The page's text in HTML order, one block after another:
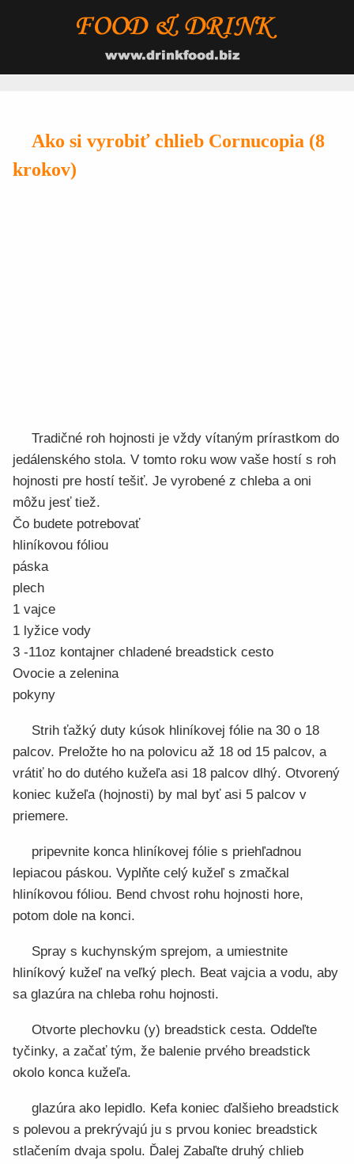
Ako si vyrobiť chlieb Cornucopia (8
krokov)
Tradičné roh hojnosti je vždy vítaným prírastkom do
jedálenského stola. V tomto roku wow vaše hostí s roh
hojnosti pre hostí tešiť. Je vyrobené z chleba a oni
môžu jesť tiež.
Čo budete potrebovať
hliníkovou fóliou
páska
plech
1 vajce
1 lyžice vody
3 -11oz kontajner chladené breadstick cesto
Ovocie a zelenina
pokyny
Strih ťažký duty kúsok hliníkovej fólie na 30 o 18
palcov. Preložte ho na polovicu až 18 od 15 palcov, a
vrátiť ho do dutého kužeľa asi 18 palcov dlhý. Otvorený
koniec kužeľa (hojnosti) by mal byť asi 5 palcov v
priemere.
pripevnite konca hliníkovej fólie s priehľadnou
lepiacou páskou. Vyplňte celý kužeľ s zmačkal
hliníkovou fóliou. Bend chvost rohu hojnosti hore,
potom dole na konci.
Spray s kuchynským sprejom, a umiestnite
hliníkový kužeľ na veľký plech. Beat vajcia a vodu, aby
sa glazúra na chleba rohu hojnosti.
Otvorte plechovku (y) breadstick cesta. Oddeľte
tyčinky, a začať tým, že balenie prvého breadstick
okolo konca kužeľa.
glazúra ako lepidlo. Kefa koniec ďalšieho breadstick
s polevou a prekrývajú ju s prvou koniec breadstick
stlačením dvaja spolu. Ďalej Zabaľte druhý chlieb